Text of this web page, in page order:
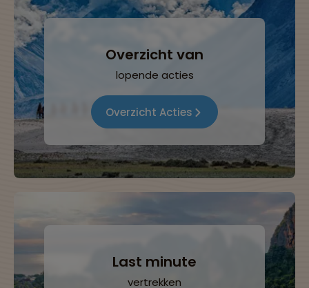
Overzicht van
lopende acties
Overzicht Acties
Last minute
vertrekken